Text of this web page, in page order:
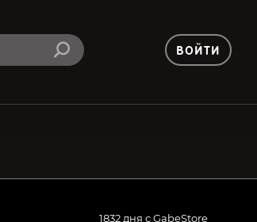
ВОЙТИ
1832 дня с GabeStore